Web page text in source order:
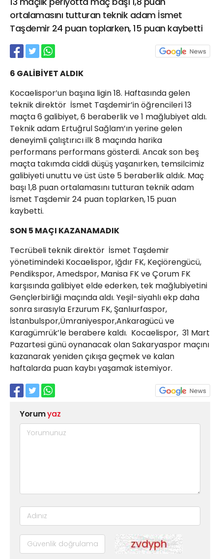
ortalamasını tutturan teknik adam İsmet
Taşdemir 24 puan toplarken, 15 puan kaybetti
6 GALİBİYET ALDIK
Kocaelispor’un başına ligin 18. Haftasında gelen
teknik direktör İsmet Taşdemir’in öğrencileri 13
maçta 6 galibiyet, 6 beraberlik ve 1 mağlubiyet aldı.
Teknik adam Ertuğrul Sağlam’ın yerine gelen
deneyimli çalıştırıcı ilk 8 maçında harika
performans performans gösterdi. Ancak son beş
maçta takımda ciddi düşüş yaşanırken, temsilcimiz
galibiyeti unuttu ve üst üste 5 beraberlik aldık. Maç
başı 1,8 puan ortalamasını tutturan teknik adam
İsmet Taşdemir 24 puan toplarken, 15 puan
kaybetti.
SON 5 MAÇI KAZANAMADIK
Tecrübeli teknik direktör İsmet Taşdemir
yönetimindeki Kocaelispor, Iğdır FK, Keçiörengücü,
Pendikspor, Amedspor, Manisa FK ve Çorum FK
karşısında galibiyet elde ederken, tek mağlubiyetini
Gençlerbirliği maçında aldı. Yeşil-siyahlı ekp daha
sonra sırasıyla Erzurum FK, Şanlıurfaspor,
İstanbulspor,Ümraniyespor,Ankaragücü ve
Karagümrük’le berabere kaldı. Kocaelispor, 31 Mart
Pazartesi günü oynanacak olan Sakaryaspor maçını
kazanarak yeniden çıkışa geçmek ve kalan
haftalarda puan kaybı yaşamak istemiyor.
Yorumyaz
21 Gölcük
02624132333